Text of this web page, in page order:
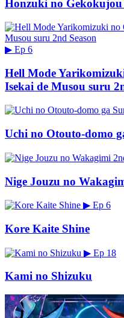
Honzuki no Gekokujou
▶ Ep 6
Hell Mode
Isekai de Musou suru
Uchi no Otouto-domo
Nige Jouzu no
▶ Ep 6
Kore Kaite Shine
▶ Ep 18
Kami no Shizuku